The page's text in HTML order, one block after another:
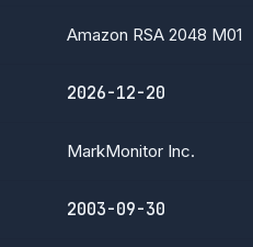
Amazon RSA 2048 M01
2026-12-20
MarkMonitor Inc.
2003-09-30